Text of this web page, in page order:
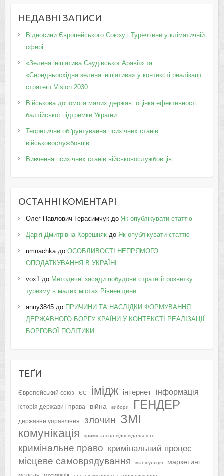
НЕДАВНІ ЗАПИСИ
Відносини Європейського Союзу і Туреччини у кліматичній
сфері
«Зелена ініціатива Саудівської Аравії» та
«Середньосхідна зелена ініціатива» у контексті реалізації
стратегії Vision 2030
Військова допомога малих держав: оцінка ефективності
балтійської підтримки України
Теоретичне обґрунтування психічних станів
військовослужбовців
Вивчення психічних станів військовослужбовців
ОСТАННІ КОМЕНТАРІ
Олег Павлович Герасимчукдо Як опублікувати статтю
Дарія Дмитрівна Корешнякдо Як опублікувати статтю
umnachkaдо ОСОБЛИВОСТІ НЕПРЯМОГО
ОПОДАТКУВАННЯ В УКРАЇНІ
vox1до Методичні засади побудови стратегії розвитку
туризму в малих містах Рівненщини
anny3845до ПРИЧИНИ ТА НАСЛІДКИ ФОРМУВАННЯ
ДЕРЖАВНОГО БОРГУ КРАЇНИ У КОНТЕКСТІ РЕАЛІЗАЦІЇ
БОРГОВОЇ ПОЛІТИКИ
ТЕҐИ
Європейський союз ЄС імідж інтернет інформація
історія держави і права війна вибори ГЕНДЕР
державне управління злочин ЗМІ
комунікація кримінальна відповідальність
кримінальне право кримінальний процес
місцеве самоврядування маніпуляція маркетинг